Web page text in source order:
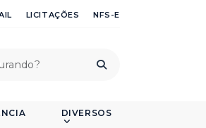
LICITAÇÕES NFS-E
DIVERSOS